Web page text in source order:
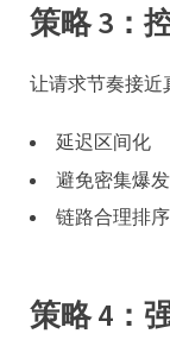
策略 3：
让请求节奏接近
延迟区间化
避免密集爆发
链路合理排序
策略 4：